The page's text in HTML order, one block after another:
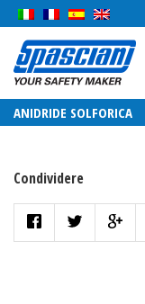
ANIDRIDE SOLFORICA
Condividere